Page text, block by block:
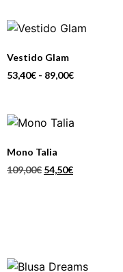
Vestido Glam
53,40€ - 89,00€
Mono Talia
109,00€ 54,50€